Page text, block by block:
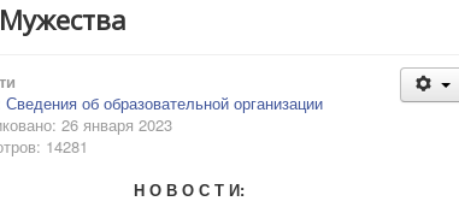
Сведения об образовательной организации
26 января 2023
14281
Н О В О С Т И: